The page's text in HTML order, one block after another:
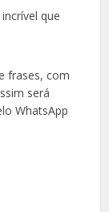
que
frases, com
será
WhatsApp